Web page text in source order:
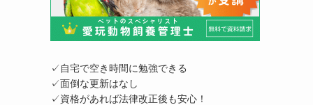
✓自宅で空き時間に勉強できる
✓面倒な更新はなし
✓資格があれば法律改正後も安心！